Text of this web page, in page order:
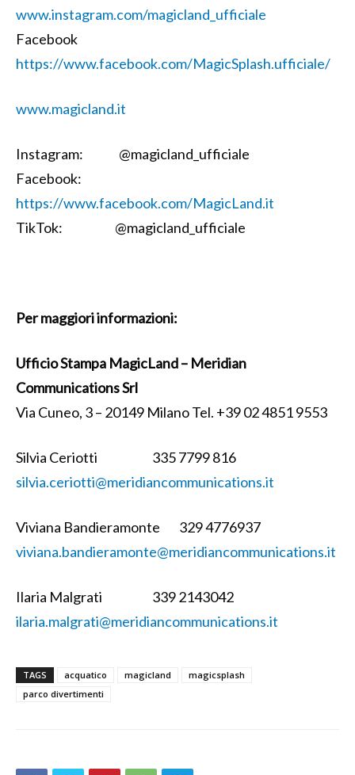
www.instagram.com/magicland_ufficiale
Facebook
https://www.facebook.com/MagicSplash.ufficiale/
www.magicland.it
Instagram: @magicland_ufficiale
Facebook:
https://www.facebook.com/MagicLand.it
TikTok: @magicland_ufficiale
Per maggiori informazioni:
Ufficio Stampa MagicLand – Meridian
Communications Srl
Via Cuneo, 3 – 20149 Milano Tel. +39 02 4851 9553
Silvia Ceriotti 335 7799 816
silvia.ceriotti@meridiancommunications.it
Viviana Bandieramonte 329 4776937
viviana.bandieramonte@meridiancommunications.it
Ilaria Malgrati 339 2143042
ilaria.malgrati@meridiancommunications.it
TAGS acquatico magicland
magicsplash
parco divertimenti